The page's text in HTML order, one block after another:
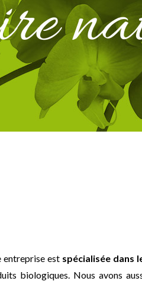
entreprise est spécialisée dans
biologiques. Nous avons